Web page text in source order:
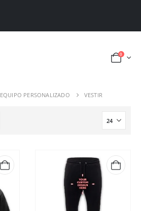
0
EQUIPO PERSONALIZADO VESTIR